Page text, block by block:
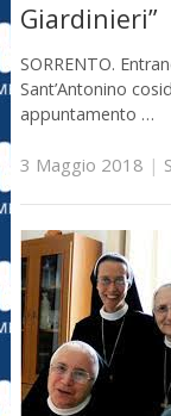
Giardinieri”
SORRENTO.
Sant’Antonino
appuntamento …
3 Maggio 2018 |